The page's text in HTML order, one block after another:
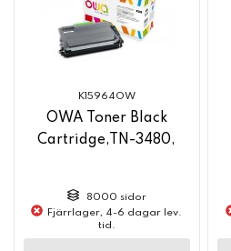
K15964OW
OWA Toner Black
Cartridge,TN-3480,
8000 sidor
Fjärrlager, 4-6 dagar lev.
tid.